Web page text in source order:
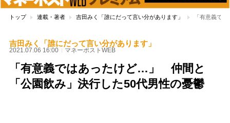
トップ 連載・著者 吉田みく「誰にだって言い分があります」 「有意義で
吉田みく「誰にだって言い分があります」
2021.07.06 16:00 マネーポストWEB
「有意義ではあったけど…」 仲間と
「公園飲み」決行した50代男性の憂鬱